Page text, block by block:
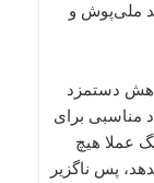
ملی‌پوش و
دستمزد
مناسبی برای
عملا هیچ
پس ناگزیر